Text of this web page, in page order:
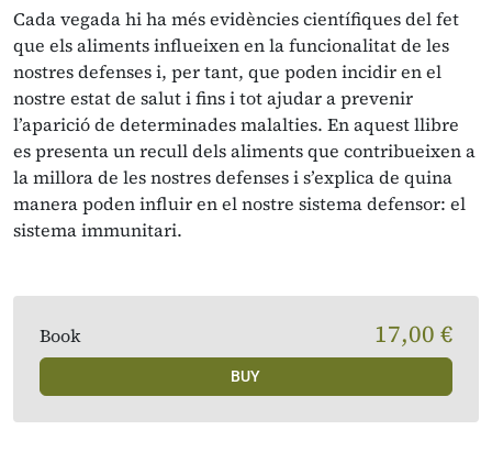
Cada vegada hi ha més evidències científiques del fet
que els aliments influeixen en la funcionalitat de les
nostres defenses i, per tant, que poden incidir en el
nostre estat de salut i fins i tot ajudar a prevenir
l’aparició de determinades malalties. En aquest llibre
es presenta un recull dels aliments que contribueixen a
la millora de les nostres defenses i s’explica de quina
manera poden influir en el nostre sistema defensor: el
sistema immunitari.
Book 17,00 €
BUY